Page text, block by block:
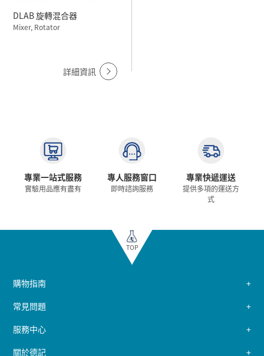
DLAB 旋轉混合器
Mixer, Rotator
詳細資訊
專業一站式服務
實驗用品應有盡有
專人服務窗口
即時諮詢服務
專業快遞運送
提供多項的運送方
式
TOP
購物指南
常見問題
服務中心
關於德記